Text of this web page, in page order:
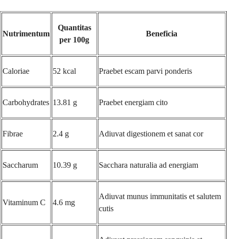
Nutrimentum
Quantitas
per 100g
Beneficia
Caloriae 52 kcal Praebet escam parvi ponderis
Carbohydrates 13.81 g Praebet energiam cito
Fibrae 2.4 g Adiuvat digestionem et sanat cor
Saccharum 10.39 g Sacchara naturalia ad energiam
Vitaminum C 4.6 mg
Adiuvat munus immunitatis et salutem
cutis